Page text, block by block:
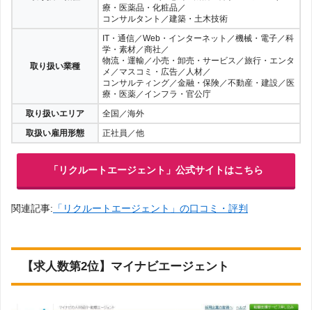
療・医薬品・化粧品／
コンサルタント／建築・土木技術
取り扱い業種
IT・通信／Web・インターネット／機械・電子／科
学・素材／商社／
物流・運輸／小売・卸売・サービス／旅行・エンタ
メ／マスコミ・広告／人材／
コンサルティング／金融・保険／不動産・建設／医
療・医薬／インフラ・官公庁
取り扱いエリア
全国／海外
取扱い雇用形態
正社員／他
「リクルートエージェント」公式サイトはこちら
関連記事: 「リクルートエージェント」の口コミ・評判
【求人数第2位】マイナビエージェント